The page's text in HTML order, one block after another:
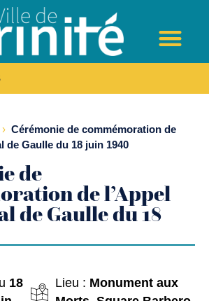
› Cérémonie de commémoration de
de Gaulle du 18 juin 1940
de
de l’Appel
de Gaulle du 18
18
Lieu : Monument aux